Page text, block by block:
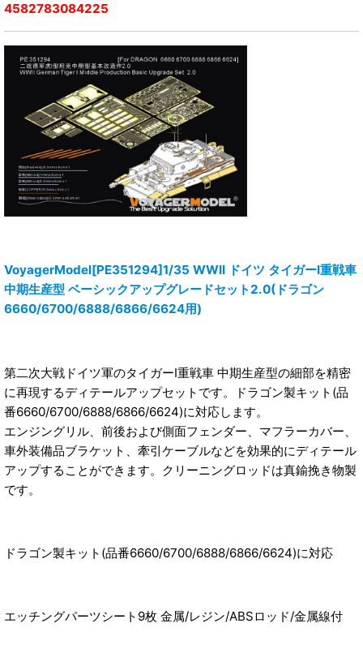
4582783084225
VoyagerModel[PE351294]1/35 WWII ドイツ タイガーI重戦車
中期生産型 ベーシックアップグレードセット2.0(ドラゴン
6660/6700/6888/6866/6624用)
第二次大戦ドイツ軍のタイガーI重戦車 中期生産型の細部を精密
に再現するディテールアップセットです。ドラゴン製キット(品
番6660/6700/6888/6866/6624)に対応します。
エンジングリル、前後および側面フェンダー、マフラーカバー、
車外装備品ブラケット、牽引ケーブルなどを効果的にディテール
アップすることができます。クリーニングロッドは真鍮挽き物製
です。
ドラゴン製キット(品番6660/6700/6888/6866/6624)に対応
エッチングパーツシート9枚 金属/レジン/ABSロッド/金属線付